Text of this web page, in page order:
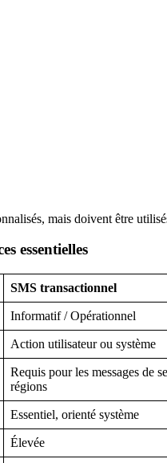
mais doivent être
essentielles
SMS transactionnel
Informatif / Opérationnel
Action utilisateur ou système
Requis pour les messages de
régions
Essentiel, orienté système
Élevée